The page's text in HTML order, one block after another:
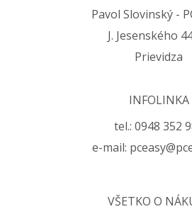
Pavol Slovinský -
J. Jesenského
Prievidza
INFOLINKA
tel.: 0948 352
e-mail:
VŠETKO O